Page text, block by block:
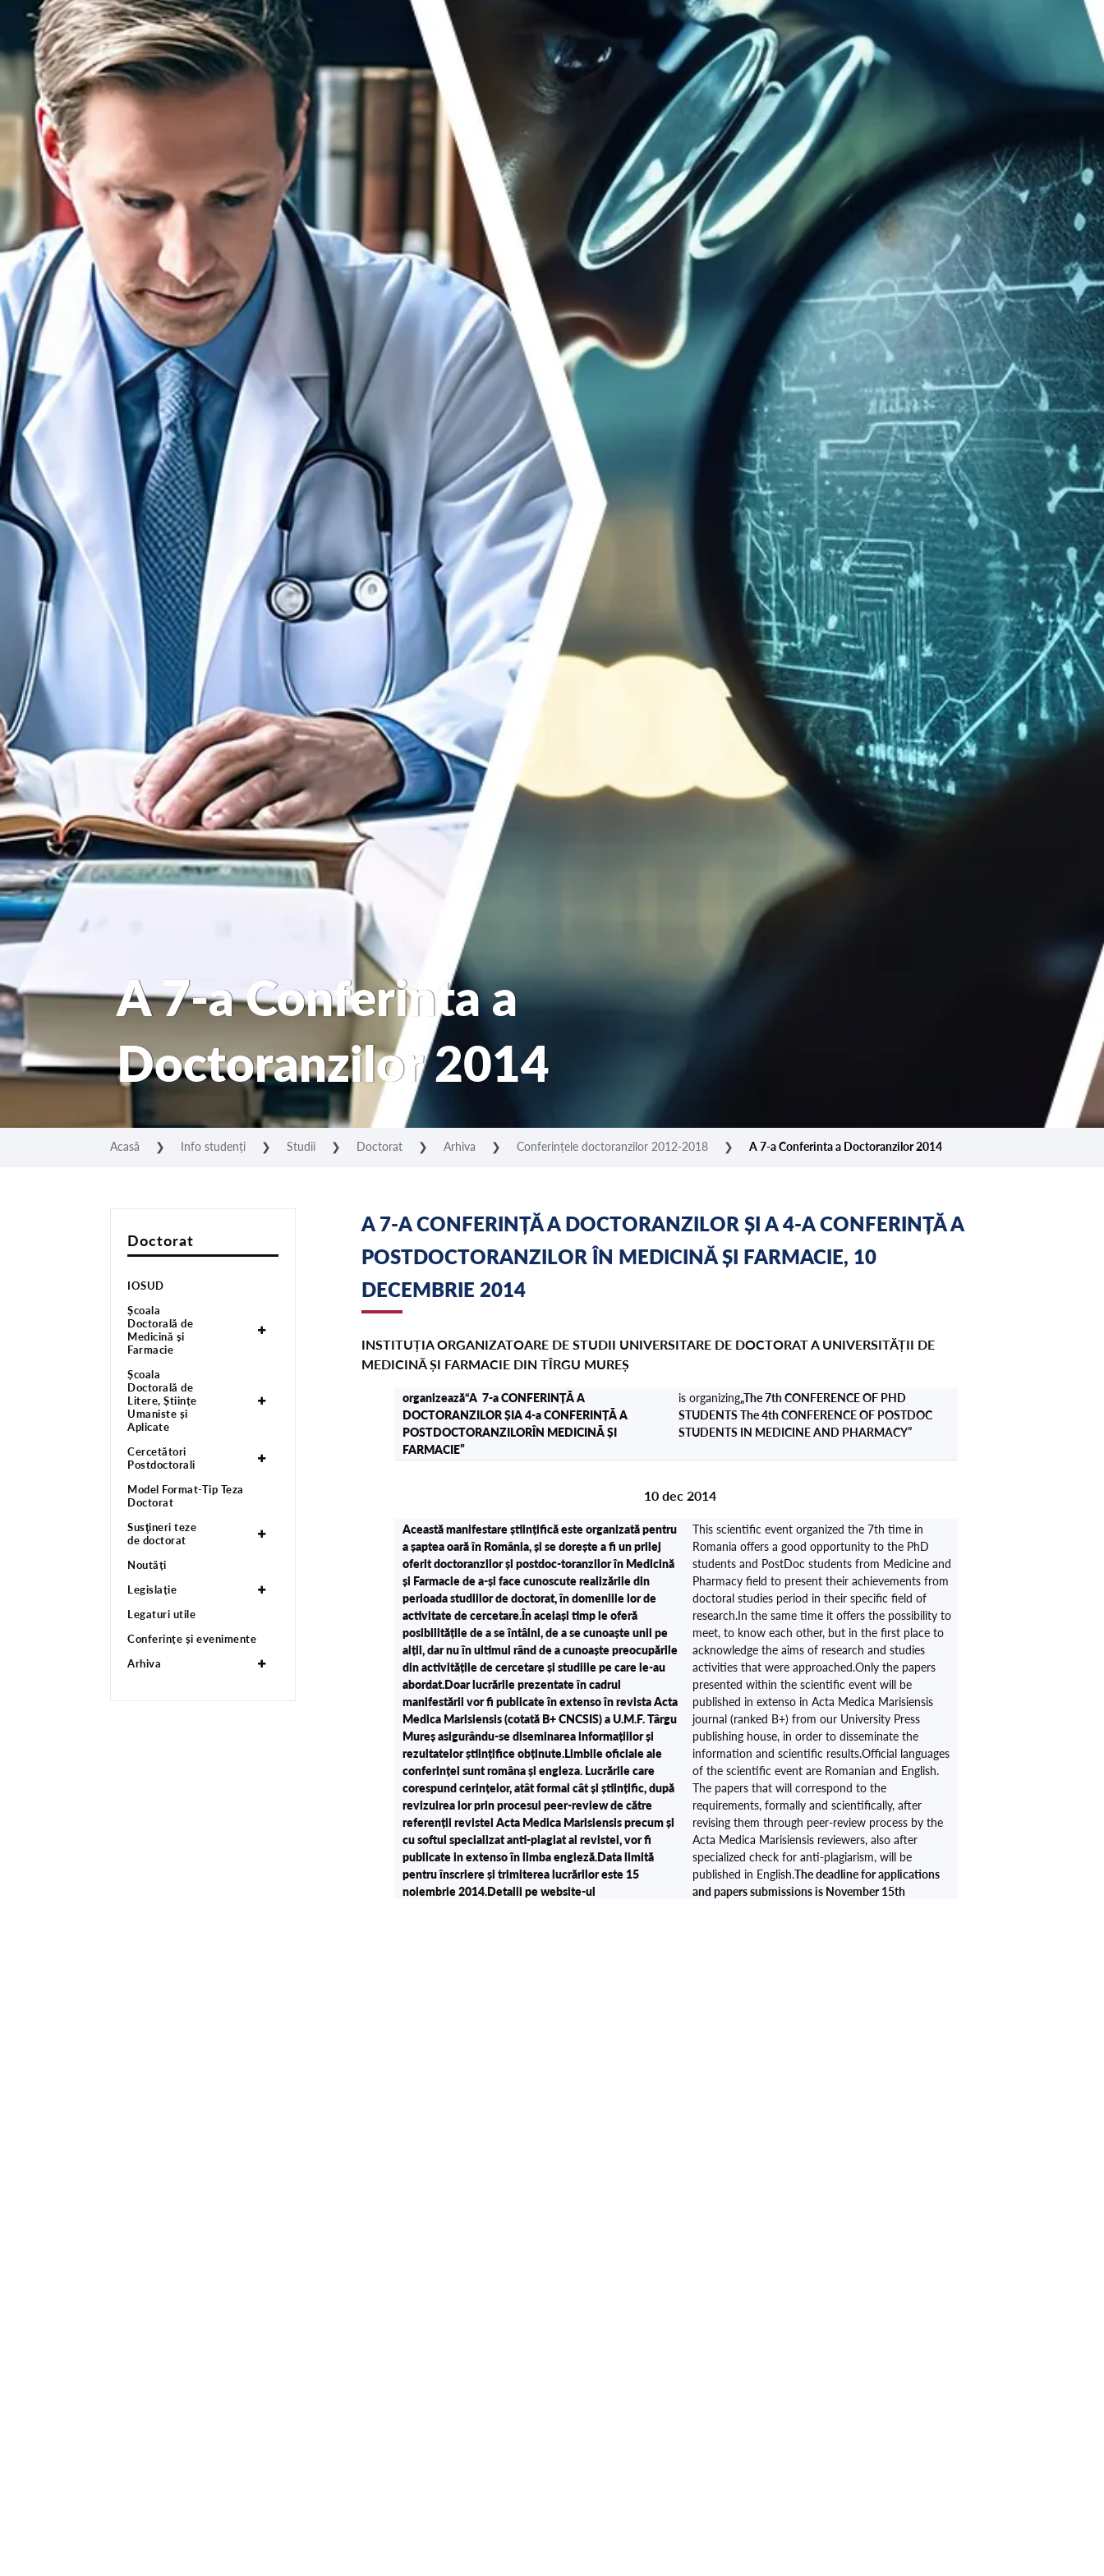
A 7-a Conferinta a
Doctoranzilor 2014
Acasă ❯ Info studenți ❯ Studii ❯ Doctorat ❯ Arhiva ❯ Conferințele doctoranzilor 2012-2018 ❯ A 7-a Conferinta a Doctoranzilor 2014
Doctorat
IOSUD
Școala
Doctorală de
Medicină și
Farmacie
Școala
Doctorală de
Litere, Științe
Umaniste și
Aplicate
Cercetători
Postdoctorali
Model Format-Tip Teza
Doctorat
Susţineri teze
de doctorat
Noutăți
Legislație
Legaturi utile
Conferințe și evenimente
Arhiva
A 7-A CONFERINȚĂ A DOCTORANZILOR ȘI A 4-A CONFERINȚĂ A
POSTDOCTORANZILOR ÎN MEDICINĂ ȘI FARMACIE, 10
DECEMBRIE 2014
INSTITUȚIA ORGANIZATOARE DE STUDII UNIVERSITARE DE DOCTORAT A UNIVERSITĂȚII DE
MEDICINĂ ȘI FARMACIE DIN TÎRGU MUREȘ
organizează“A 7-a CONFERINȚĂ A
DOCTORANZILOR ȘIA 4-a CONFERINȚĂ A
POSTDOCTORANZILORÎN MEDICINĂ ȘI
FARMACIE”
is organizing„The 7th CONFERENCE OF PHD
STUDENTS The 4th CONFERENCE OF POSTDOC
STUDENTS IN MEDICINE AND PHARMACY”
10 dec 2014
Această manifestare științifică este organizată pentru
a șaptea oară în România, și se dorește a fi un prilej
oferit doctoranzilor și postdoc-toranzilor în Medicină
și Farmacie de a-și face cunoscute realizările din
perioada studiilor de doctorat, în domeniile lor de
activitate de cercetare.În același timp le oferă
posibilitățile de a se întâlni, de a se cunoaște unii pe
alții, dar nu în ultimul rând de a cunoaște preocupările
din activitățile de cercetare și studiile pe care le-au
abordat.Doar lucrările prezentate în cadrul
manifestării vor fi publicate în extenso în revista Acta
Medica Marisiensis (cotată B+ CNCSIS) a U.M.F. Târgu
Mureș asigurându-se diseminarea informațiilor și
rezultatelor științifice obținute.Limbile oficiale ale
conferinței sunt româna și engleza. Lucrările care
corespund cerințelor, atât formal cât și științific, după
revizuirea lor prin procesul peer-review de către
referenții revistei Acta Medica Marisiensis precum și
cu softul specializat anti-plagiat al revistei, vor fi
publicate in extenso în limba engleză.Data limită
pentru înscriere și trimiterea lucrărilor este 15
noiembrie 2014.Detalii pe website-ul
This scientific event organized the 7th time in
Romania offers a good opportunity to the PhD
students and PostDoc students from Medicine and
Pharmacy field to present their achievements from
doctoral studies period in their specific field of
research.In the same time it offers the possibility to
meet, to know each other, but in the first place to
acknowledge the aims of research and studies
activities that were approached.Only the papers
presented within the scientific event will be
published in extenso in Acta Medica Marisiensis
journal (ranked B+) from our University Press
publishing house, in order to disseminate the
information and scientific results.Official languages
of the scientific event are Romanian and English.
The papers that will correspond to the
requirements, formally and scientifically, after
revising them through peer-review process by the
Acta Medica Marisiensis reviewers, also after
specialized check for anti-plagiarism, will be
published in English.The deadline for applications
and papers submissions is November 15th